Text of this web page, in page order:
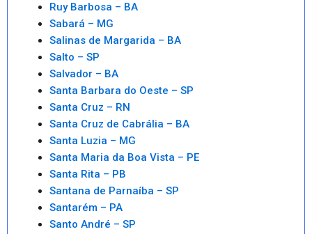
Ruy Barbosa – BA
Sabará – MG
Salinas de Margarida – BA
Salto – SP
Salvador – BA
Santa Barbara do Oeste – SP
Santa Cruz – RN
Santa Cruz de Cabrália – BA
Santa Luzia – MG
Santa Maria da Boa Vista – PE
Santa Rita – PB
Santana de Parnaíba – SP
Santarém – PA
Santo André – SP